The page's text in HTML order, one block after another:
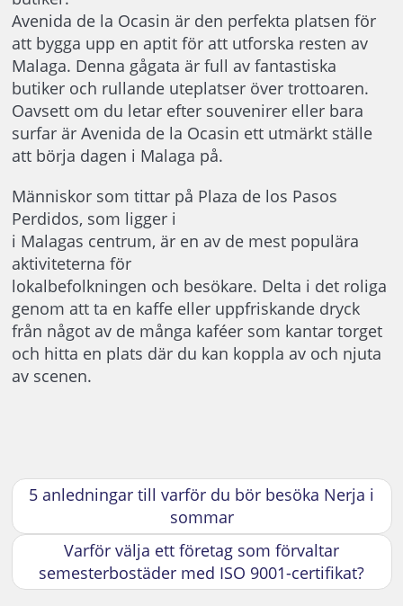
Avenida de la Ocasin är den perfekta platsen för
att bygga upp en aptit för att utforska resten av
Malaga. Denna gågata är full av fantastiska
butiker och rullande uteplatser över trottoaren.
Oavsett om du letar efter souvenirer eller bara
surfar är Avenida de la Ocasin ett utmärkt ställe
att börja dagen i Malaga på.
Människor som tittar på Plaza de los Pasos
Perdidos, som ligger i
i Malagas centrum, är en av de mest populära
aktiviteterna för
lokalbefolkningen och besökare. Delta i det roliga
genom att ta en kaffe eller uppfriskande dryck
från något av de många kaféer som kantar torget
och hitta en plats där du kan koppla av och njuta
av scenen.
5 anledningar till varför du bör besöka Nerja i
sommar
Varför välja ett företag som förvaltar
semesterbostäder med ISO 9001-certifikat?